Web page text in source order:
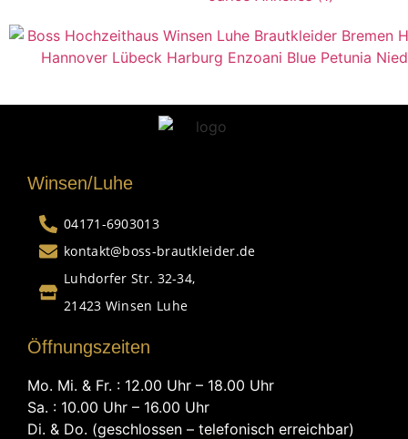
Winsen/Luhe
04171-6903013
kontakt@boss-brautkleider.de
Luhdorfer Str. 32-34,
21423 Winsen Luhe
Öffnungszeiten
Mo. Mi. & Fr. : 12.00 Uhr – 18.00 Uhr
Sa. : 10.00 Uhr – 16.00 Uhr
Di. & Do. (geschlossen – telefonisch erreichbar)